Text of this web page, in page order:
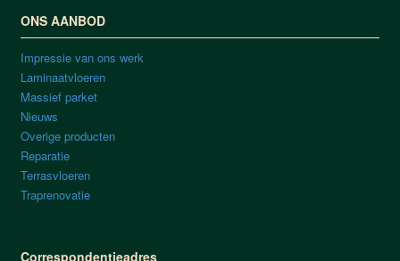
ONS AANBOD
Impressie van ons werk
Laminaatvloeren
Massief parket
Nieuws
Overige producten
Reparatie
Terrasvloeren
Traprenovatie
Correspondentieadres